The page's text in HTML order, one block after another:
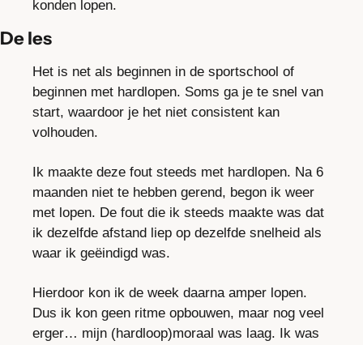
konden lopen.
De les
Het is net als beginnen in de sportschool of
beginnen met hardlopen. Soms ga je te snel van
start, waardoor je het niet consistent kan
volhouden.
Ik maakte deze fout steeds met hardlopen. Na 6
maanden niet te hebben gerend, begon ik weer
met lopen. De fout die ik steeds maakte was dat
ik dezelfde afstand liep op dezelfde snelheid als
waar ik geëindigd was.
Hierdoor kon ik de week daarna amper lopen.
Dus ik kon geen ritme opbouwen, maar nog veel
erger… mijn (hardloop)moraal was laag. Ik was